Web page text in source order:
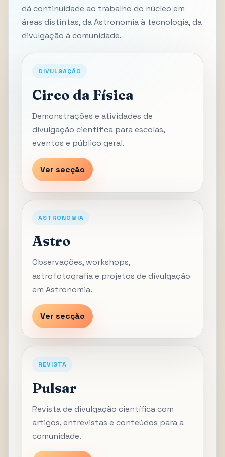
dá continuidade ao trabalho do núcleo em
áreas distintas, da Astronomia à tecnologia, da
divulgação à comunidade.
DIVULGAÇÃO
Circo da Física
Demonstrações e atividades de
divulgação científica para escolas,
eventos e público geral.
Ver secção
ASTRONOMIA
Astro
Observações, workshops,
astrofotografia e projetos de divulgação
em Astronomia.
Ver secção
REVISTA
Pulsar
Revista de divulgação científica com
artigos, entrevistas e conteúdos para a
comunidade.